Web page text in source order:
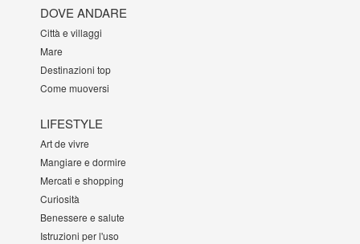
DOVE ANDARE
Città e villaggi
Mare
Destinazioni top
Come muoversi
LIFESTYLE
Art de vivre
Mangiare e dormire
Mercati e shopping
Curiosità
Benessere e salute
Istruzioni per l'uso